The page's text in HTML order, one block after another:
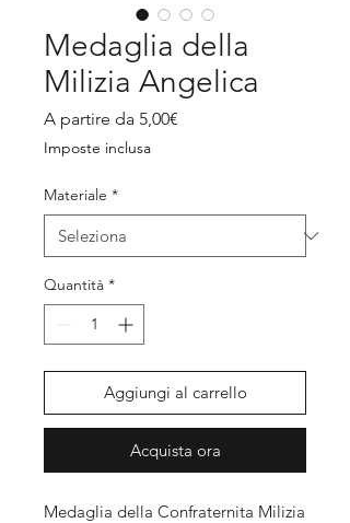
Medaglia della
Milizia Angelica
A partire da 5,00€
Imposte inclusa
Materiale *
Quantità *
Aggiungi al carrello
Acquista ora
Medaglia della Confraternita Milizia